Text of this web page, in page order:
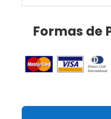
Formas de